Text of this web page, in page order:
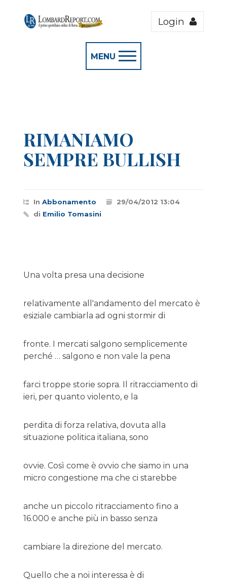
Login
MENU
RIMANIAMO
SEMPRE BULLISH
In Abbonamento
29/04/2012 13:04
di Emilio Tomasini
Una volta presa una decisione
relativamente all'andamento del mercato è
esiziale cambiarla ad ogni stormir di
fronte. I mercati salgono semplicemente
perché … salgono e non vale la pena
farci troppe storie sopra. Il ritracciamento di
ieri, per quanto violento, e la
perdita di forza relativa, dovuta alla
situazione politica italiana, sono
ovvie. Così come è ovvio che siamo in una
micro congestione ma che ci starebbe
anche un piccolo ritracciamento fino a
16.000 e anche più in basso senza
cambiare la direzione del mercato.
Quello che a noi interessa è di